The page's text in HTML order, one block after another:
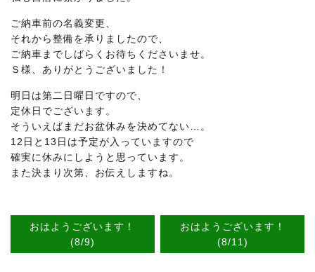
ご納車前の名義変更、
それから整備を承りましたので、
ご納車までしばらくお待ちくださいませ。
Ｓ様、ありがとうございました！
明日は第二日曜日ですので、
定休日でございます。
そういえばまだお盆休みを決めてない…。
12日と13日は予定が入っていますので
確実に休みにしようと思っています。
また決まり次第、お伝えしますね。
おはようございます！
(8/9)
おはようございます！
(8/11)